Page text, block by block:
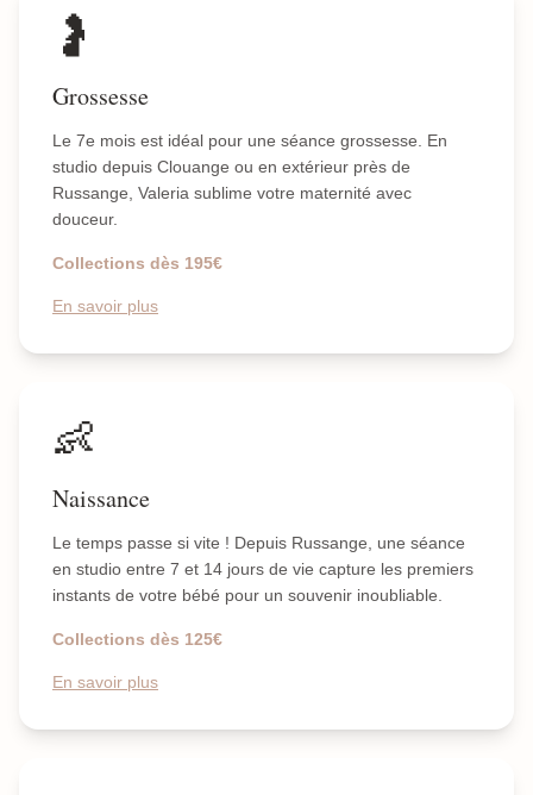
🤰
Grossesse
Le 7e mois est idéal pour une séance grossesse. En
studio depuis Clouange ou en extérieur près de
Russange, Valeria sublime votre maternité avec
douceur.
Collections dès 195€
En savoir plus
👶
Naissance
Le temps passe si vite ! Depuis Russange, une séance
en studio entre 7 et 14 jours de vie capture les premiers
instants de votre bébé pour un souvenir inoubliable.
Collections dès 125€
En savoir plus